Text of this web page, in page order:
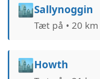
🏙️Sallynoggin
Tæt på • 20 km
🏙️Howth